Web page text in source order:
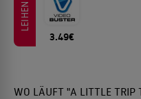
LEIHEN
3.49€
WO LÄUFT "A LITTLE TRIP